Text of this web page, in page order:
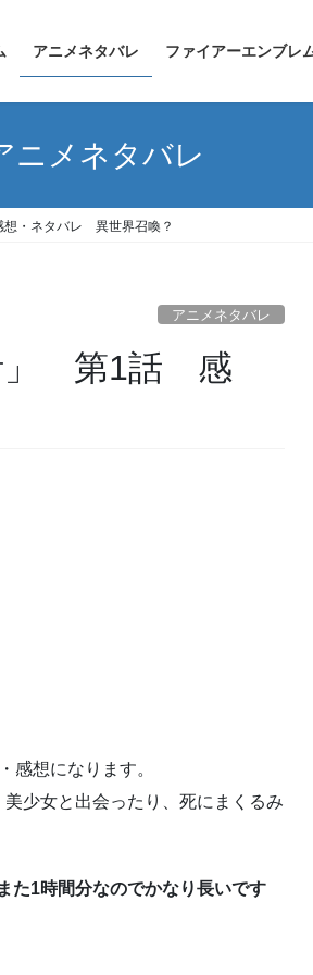
アニメネタバレ ファイアーエンブレ
ニメネタバレ
・ネタバレ 異世界召喚？
アニメネタバレ
」 第1話 感
感想になります。
少女と出会ったり、死にまくるみ
た1時間分なのでかなり長いです